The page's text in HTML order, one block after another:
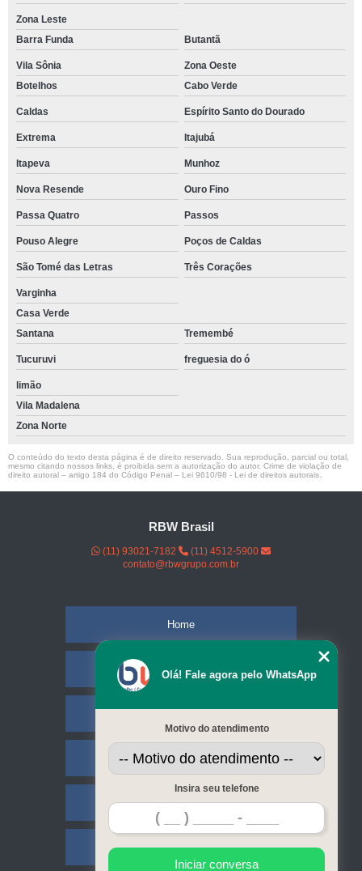
Zona Leste
Barra Funda
Butantã
Vila Sônia
Zona Oeste
Botelhos
Cabo Verde
Caldas Espírito Santo do Dourado
Extrema Itajubá
Itapeva Munhoz
Nova Resende Ouro Fino
Passa Quatro Passos
Pouso Alegre Poços de Caldas
São Tomé das Letras Três Corações
Varginha
Casa Verde
Santana
Tremembé
Tucuruvi freguesia do ó
limão
Vila Madalena
Zona Norte
O conteúdo do texto desta página é de direito reservado. Sua reprodução, parcial ou total,
mesmo citando nossos links, é proibida sem a autorização do autor. Crime de violação de
direito autoral – artigo 184 do Código Penal – Lei 9610/98 - Lei de direitos autorais
RBW Brasil
(11) 93021-7182
(11) 4512-5900
contato@rbwgrupo.com.br
Home
Empresa
Serviços
Contato
Mapa do site
Olá! Fale agora pelo WhatsApp
Motivo do atendimento
Insira seu telefone
Iniciar conversa